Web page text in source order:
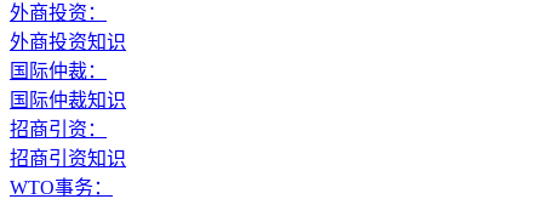
外商投资：
外商投资知识
国际仲裁：
国际仲裁知识
招商引资：
招商引资知识
WTO事务：